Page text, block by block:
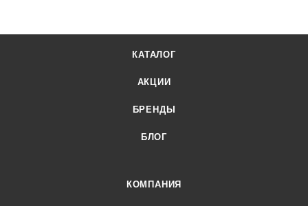
КАТАЛОГ
АКЦИИ
БРЕНДЫ
БЛОГ
КОМПАНИЯ